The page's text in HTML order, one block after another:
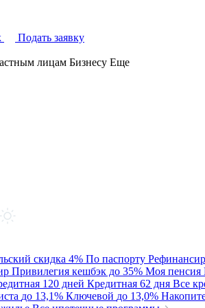
Подать заявку
лицам Бизнесу Еще
скидка 4% По паспорту
Привилегия кешбэк до 35% Моя пенсия
120 дней Кредитная 62 дня Все
до 13,1% Ключевой до 13,0%